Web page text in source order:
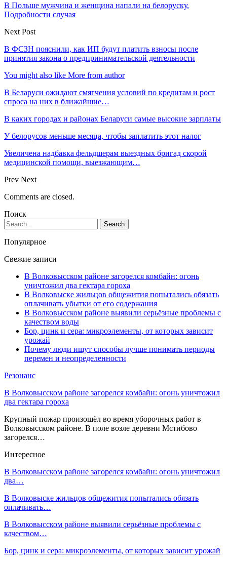
В Польше мужчина и женщина напали на белоруску.
Подробности случая
Next Post
В ФСЗН пояснили, как ИП будут платить взносы после
принятия закона о предпринимательской деятельности
You might also like More from author
В Беларуси ожидают смягчения условий по кредитам и рост
спроса на них в ближайшие…
В каких городах и районах Беларуси самые высокие зарплаты
У белорусов меньше месяца, чтобы заплатить этот налог
Увеличена надбавка фельдшерам выездных бригад скорой
медицинской помощи, выезжающим…
Prev Next
Comments are closed.
Поиск
Популярное
Свежие записи
В Волковысском районе загорелся комбайн: огонь
уничтожил два гектара гороха
В Волковыске жильцов общежития попытались обязать
оплачивать убытки от его содержания
В Волковысском районе выявили серьёзные проблемы с
качеством воды
Бор, цинк и сера: микроэлементы, от которых зависит
урожай
Почему люди ищут способы лучше понимать периоды
перемен и неопределенности
Резонанс
В Волковысском районе загорелся комбайн: огонь уничтожил
два гектара гороха
Крупный пожар произошёл во время уборочных работ в
Волковысском районе. В поле возле деревни Мстибово
загорелся…
Интересное
В Волковысском районе загорелся комбайн: огонь уничтожил
два…
В Волковыске жильцов общежития попытались обязать
оплачивать…
В Волковысском районе выявили серьёзные проблемы с
качеством…
Бор, цинк и сера: микроэлементы, от которых зависит урожай